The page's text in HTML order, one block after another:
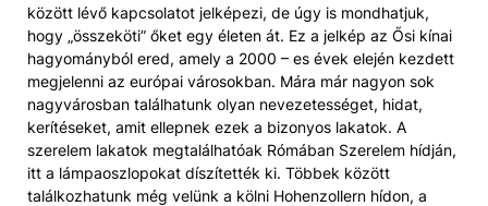
között lévő kapcsolatot jelképezi, de úgy is mondhatjuk,
hogy „összeköti” őket egy életen át. Ez a jelkép az Ősi kínai
hagyományból ered, amely a 2000 – es évek elején kezdett
megjelenni az európai városokban. Mára már nagyon sok
nagyvárosban találhatunk olyan nevezetességet, hidat,
kerítéseket, amit ellepnek ezek a bizonyos lakatok. A
szerelem lakatok megtalálhatóak Rómában Szerelem hídján,
itt a lámpaoszlopokat díszítették ki. Többek között
találkozhatunk még velünk a kölni Hohenzollern hídon, a